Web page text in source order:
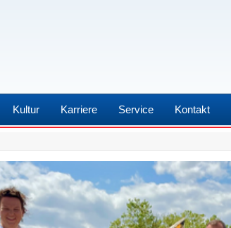
Kultur Karriere Service Kontakt